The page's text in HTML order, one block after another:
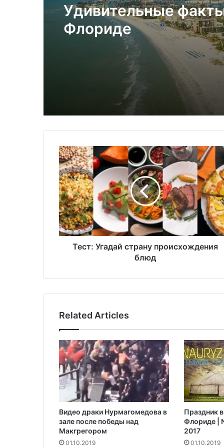
Удивительные
Флориде
Т
е
с
т
:
У
г
а
д
т
у
п
р
о
и
с
х
ж
д
е
н
и
Тест: Угадай страну происхождения
блюд
Related Articles
Видео драки Нурмагомедова в
зале после победы над
Макгрегором‍
01.10.2019
Праздник
Флориде |
2017
01.10.2019